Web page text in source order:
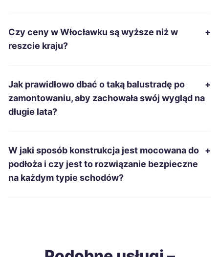
Starachowice
Bytom 695 zł
Mielec 696 zł
Zabrze
Czy ceny w Włocławku są wyższe niż w
reszcie kraju?
+
Jak prawidłowo dbać o taką balustradę po
zamontowaniu, aby zachowała swój wygląd na
długie lata?
+
W jaki sposób konstrukcja jest mocowana do
podłoża i czy jest to rozwiązanie bezpieczne
na każdym typie schodów?
+